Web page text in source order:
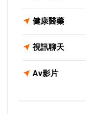
健康醫藥
視訊聊天
Av影片